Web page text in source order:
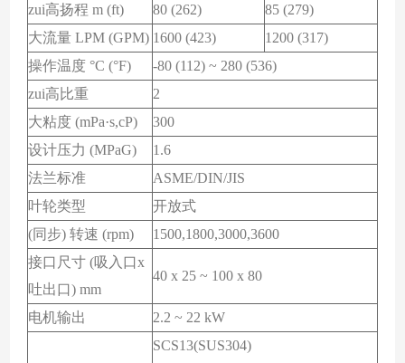
zui高扬程 m (ft)
80 (262)
85 (279)
大流量 LPM (GPM) 1600 (423)
1200 (317)
操作温度 °C (°F)
-80 (112) ~ 280 (536)
zui高比重
2
大粘度 (mPa·s,cP)
300
设计压力 (MPaG)
1.6
法兰标准
ASME/DIN/JIS
叶轮类型
开放式
(同步) 转速 (rpm)
1500,1800,3000,3600
接口尺寸 (吸入口x
吐出口) mm
40 x 25 ~ 100 x 80
电机输出 2.2 ~ 22 kW
SCS13(SUS304)